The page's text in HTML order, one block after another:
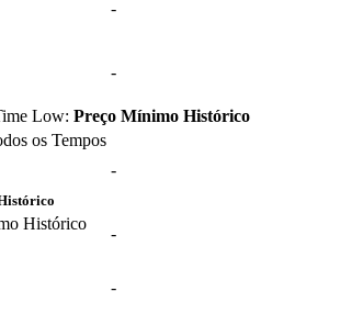
-
-
Low: Preço Mínimo Histórico
os Tempos
-
Histórico
-
-